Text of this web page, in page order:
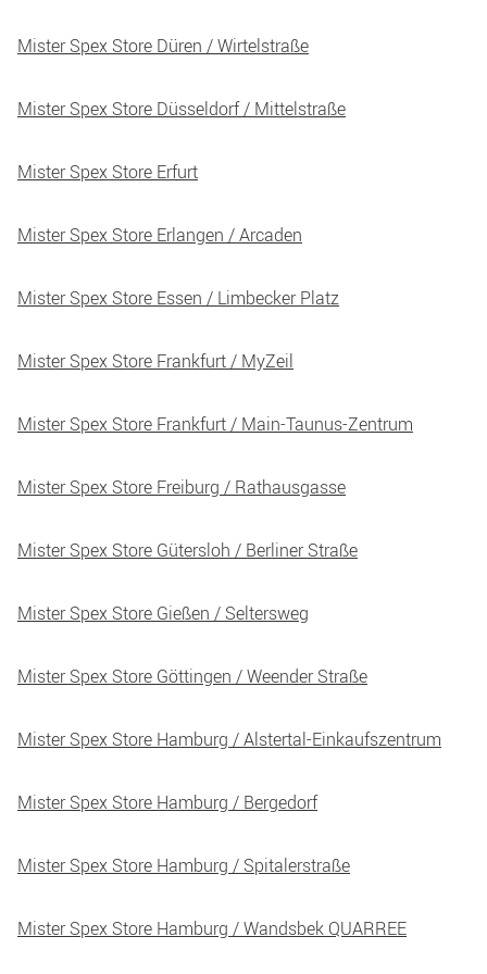
Mister Spex Store Düren / Wirtelstraße
Mister Spex Store Düsseldorf / Mittelstraße
Mister Spex Store Erfurt
Mister Spex Store Erlangen / Arcaden
Mister Spex Store Essen / Limbecker Platz
Mister Spex Store Frankfurt / MyZeil
Mister Spex Store Frankfurt / Main-Taunus-Zentrum
Mister Spex Store Freiburg / Rathausgasse
Mister Spex Store Gütersloh / Berliner Straße
Mister Spex Store Gießen / Seltersweg
Mister Spex Store Göttingen / Weender Straße
Mister Spex Store Hamburg / Alstertal-Einkaufszentrum
Mister Spex Store Hamburg / Bergedorf
Mister Spex Store Hamburg / Spitalerstraße
Mister Spex Store Hamburg / Wandsbek QUARREE